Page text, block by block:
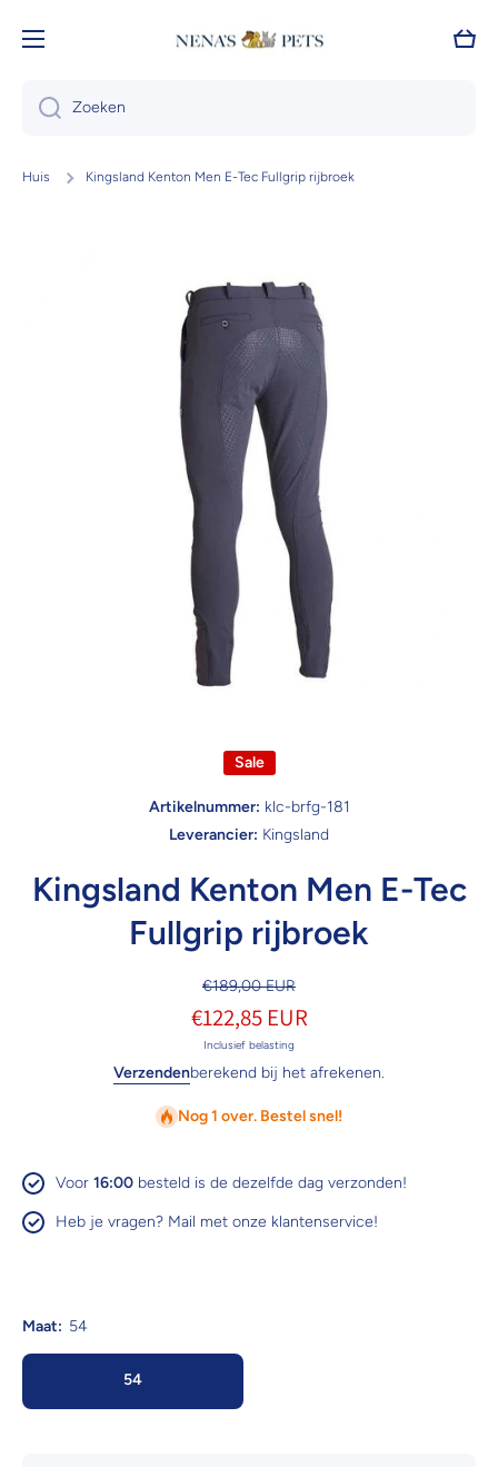
Doorgaan naar artikel
Zoeken
Huis Kingsland Kenton Men E-Tec Fullgrip rijbroek
Sale
Artikelnummer: klc-brfg-181
Leverancier: Kingsland
Kingsland Kenton Men E-Tec
Fullgrip rijbroek
€189,00 EUR
€122,85 EUR
Inclusief belasting
Verzendenberekend bij het afrekenen.
Nog 1 over. Bestel snel!
Voor 16:00 besteld is de dezelfde dag verzonden!
Heb je vragen? Mail met onze klantenservice!
Maat: 54
54